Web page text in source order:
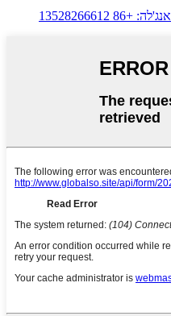
אנג'לה: +86 13528266612